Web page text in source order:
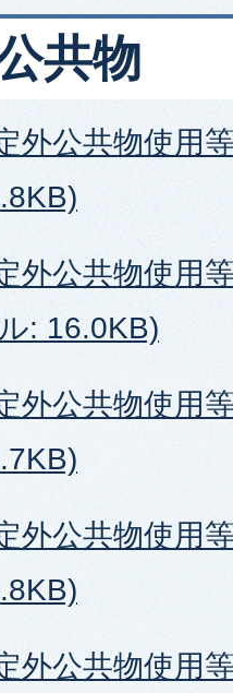
共物
外公共物使用
外公共物使用
: 16.0KB)
外公共物使用
外公共物使用
外公共物使用